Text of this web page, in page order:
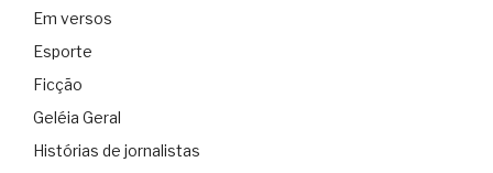
Em versos
Esporte
Ficção
Geléia Geral
Histórias de jornalistas